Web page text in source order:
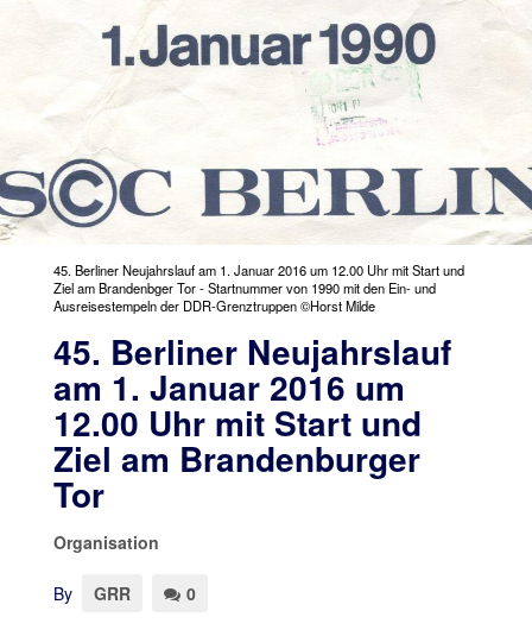
45. Berliner Neujahrslauf am 1. Januar 2016 um 12.00 Uhr mit Start und
Ziel am Brandenbger Tor - Startnummer von 1990 mit den Ein- und
Ausreisestempeln der DDR-Grenztruppen ©Horst Milde
45. Berliner Neujahrslauf
am 1. Januar 2016 um
12.00 Uhr mit Start und
Ziel am Brandenburger
Tor
Organisation
By GRR 0